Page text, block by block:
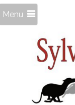
Menu